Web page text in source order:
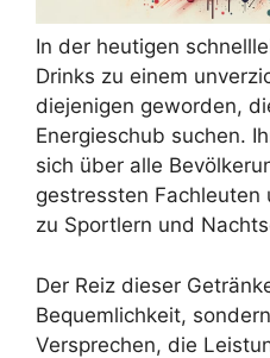
In der heutigen
Drinks zu einem
diejenigen geworden,
Energieschub suchen.
sich über alle
gestressten
zu Sportlern und
Der Reiz dieser
Bequemlichkeit,
Versprechen, die